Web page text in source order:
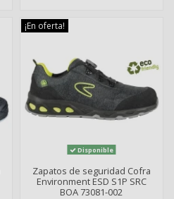
¡En oferta!
Disponible
Zapatos de seguridad Cofra
Environment ESD S1P SRC
BOA 73081-002